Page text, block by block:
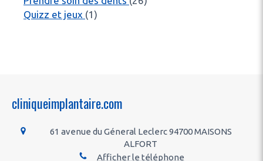
Quizz et jeux (1)
cliniqueimplantaire.com
61 avenue du Géneral Leclerc 94700 MAISONS
ALFORT
Afficher le téléphone